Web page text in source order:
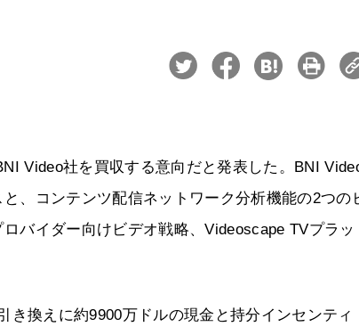
Video社を買収する意向だと発表した。BNI
、コンテンツ配信ネットワーク分析機能の2つの
バイダー向けビデオ戦略、Videoscape TVプラッ
換えに約9900万ドルの現金と持分インセンティ